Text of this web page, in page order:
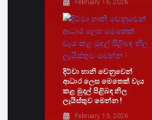
February 16, 2026
දිට්වා හානි වෙනුවෙන්
ආධාර ලෙස මෙතෙක් වැය
කළ මුදල් පිළිබඳ නිල
ලැයිස්තුව මෙන්න !
February 13, 2026